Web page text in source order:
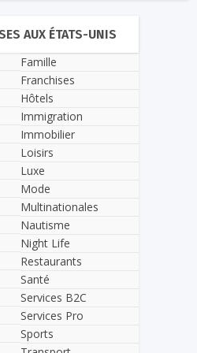
AUX ÉTATS-UNIS
Famille
Franchises
Hôtels
Immigration
Immobilier
Loisirs
Luxe
Mode
Multinationales
Nautisme
Night Life
Restaurants
Santé
Services B2C
Services Pro
Sports